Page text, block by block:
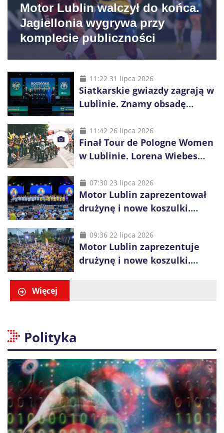
Motor Lublin walczył do końca.
Jagiellonia wygrywa przy
komplecie publiczności
11:22 31 lipca 2026
Siatkarskie gwiazdy zagrają w
Lublinie. Znamy obsadę
11:42 26 lipca 2026
Finał Tour de Pologne Women
w Lublinie. Lorena Wiebes
07:30 23 lipca 2026
Motor Lublin zaprezentował
drużynę i nowe koszulki.
zespół w sezonie 2026/27
09:36 22 lipca 2026
Motor Lublin zaprezentuje
drużynę i nowe koszulki.
Więcej
Polityka